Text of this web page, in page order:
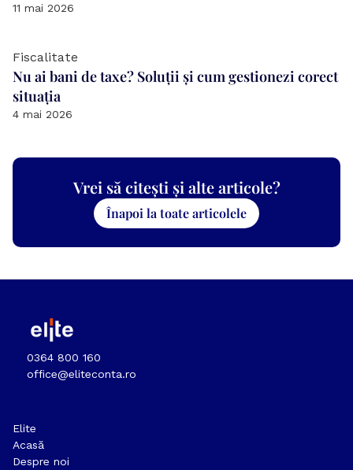
11 mai 2026
Fiscalitate
Nu ai bani de taxe? Soluții și cum gestionezi corect
situația
4 mai 2026
Vrei să citești și alte articole?
Înapoi la toate articolele
0364 800 160
office@eliteconta.ro
Elite
Acasă
Despre noi